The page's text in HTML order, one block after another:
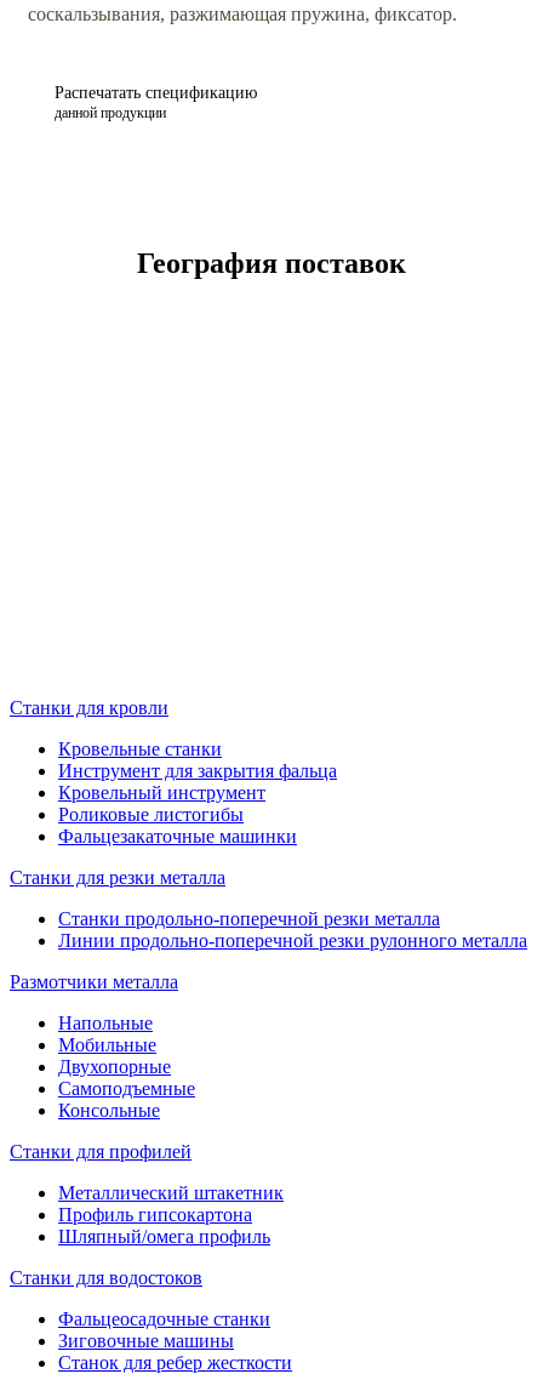
соскальзывания, разжимающая пружина, фиксатор.
Распечатать спецификацию
данной продукции
География поставок
Станки для кровли
Кровельные станки
Инструмент для закрытия фальца
Кровельный инструмент
Роликовые листогибы
Фальцезакаточные машинки
Станки для резки металла
Станки продольно-поперечной резки металла
Линии продольно-поперечной резки рулонного металла
Размотчики металла
Напольные
Мобильные
Двухопорные
Самоподъемные
Консольные
Станки для профилей
Металлический штакетник
Профиль гипсокартона
Шляпный/омега профиль
Станки для водостоков
Фальцеосадочные станки
Зиговочные машины
Станок для ребер жесткости